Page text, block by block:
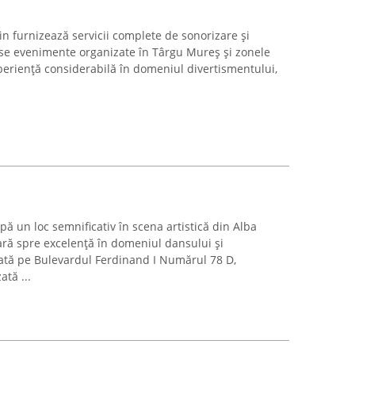
furnizează servicii complete de sonorizare și
evenimente organizate în Târgu Mureș și zonele
considerabilă în domeniul divertismentului,
un loc semnificativ în scena artistică din Alba
spre excelență în domeniul dansului și
pe Bulevardul Ferdinand I Numărul 78 D,
...